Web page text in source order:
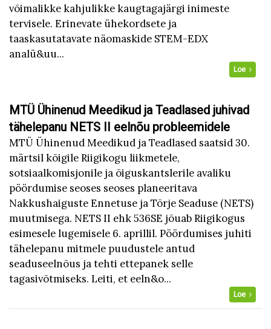
võimalikke kahjulikke kaugtagajärgi inimeste
tervisele. Erinevate ühekordsete ja
taaskasutatavate näomaskide STEM-EDX
analü&uu...
Loe
MTÜ Ühinenud Meedikud ja Teadlased juhivad
tähelepanu NETS II eelnõu probleemidele
MTÜ Ühinenud Meedikud ja Teadlased saatsid 30.
märtsil kõigile Riigikogu liikmetele,
sotsiaalkomisjonile ja õiguskantslerile avaliku
pöördumise seoses seoses planeeritava
Nakkushaiguste Ennetuse ja Tõrje Seaduse (NETS)
muutmisega. NETS II ehk 536SE jõuab Riigikogus
esimesele lugemisele 6. aprillil. Pöördumises juhiti
tähelepanu mitmele puudustele antud
seaduseelnõus ja tehti ettepanek selle
tagasivõtmiseks. Leiti, et eeln&o...
Loe